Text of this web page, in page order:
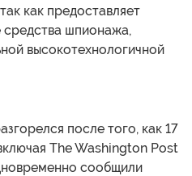
как предоставляет
средства шпионажа,
высокотехнологичной
после того, как 17
The Washington Post
сообщили